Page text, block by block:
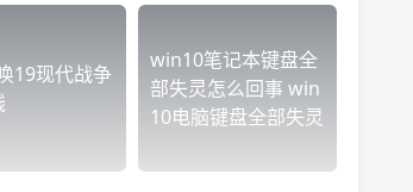
19现代战争
win10笔记本键盘全
部失灵怎么回事 win
10电脑键盘全部失灵